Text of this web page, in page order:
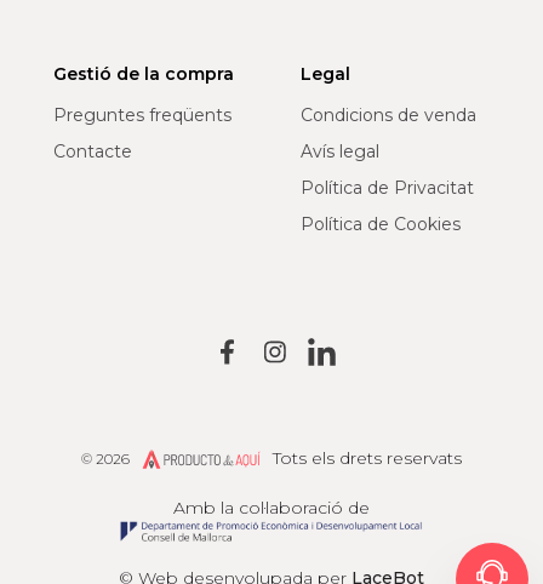
Gestió de la compra
Preguntes freqüents
Contacte
Legal
Condicions de venda
Avís legal
Política de Privacitat
Política de Cookies
© Web desenvolupada per LaceBot
Amb la col·laboració de
© 2026 Producto de AquíTots els drets reservats